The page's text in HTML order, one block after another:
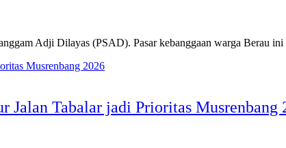
Adji Dilayas (PSAD). Pasar kebanggaan warga Berau
Jalan Tabalar jadi Prioritas Musrenbang